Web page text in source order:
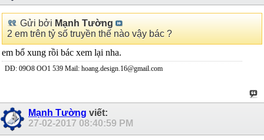
Gửi bởi Mạnh Tường
2 em trên tỷ số truyền thế nào vậy bác ?
em bổ xung rồi bác xem lại nha.
DĐ: 09O8 OO1 539 Mail: hoang.design.16@gmail.com
Mạnh Tường viết:
27-02-2017 08:40:59 PM